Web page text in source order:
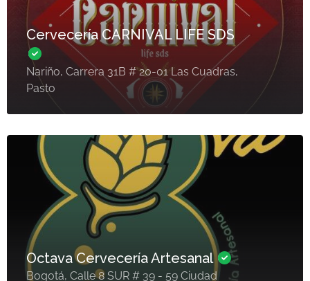
Cervecería CARNIVAL LIFE SDS
Nariño, Carrera 31B # 20-01 Las Cuadras,
Pasto
Octava Cervecería Artesanal
Bogotá, Calle 8 SUR # 39 - 59 Ciudad